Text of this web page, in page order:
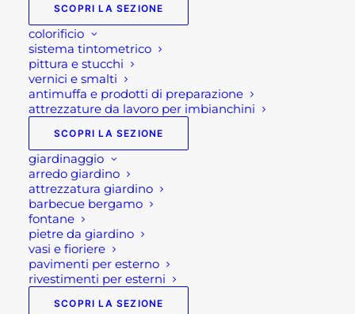
SCOPRI LA SEZIONE
colorificio
sistema tintometrico
pittura e stucchi
vernici e smalti
antimuffa e prodotti di preparazione
attrezzature da lavoro per imbianchini
SCOPRI LA SEZIONE
giardinaggio
arredo giardino
attrezzatura giardino
barbecue bergamo
fontane
pietre da giardino
vasi e fioriere
pavimenti per esterno
rivestimenti per esterni
SCOPRI LA SEZIONE
QUOTA ZERO
13,90€
Quota zero
Quotazero è il massetto terra umida per strati di
finitura e pendenze a basso spessore 3-60 mm per
esterni e interni. Inoltre è il massetto di finitura per
la posa per interni ed esterni a basso spessore da 3